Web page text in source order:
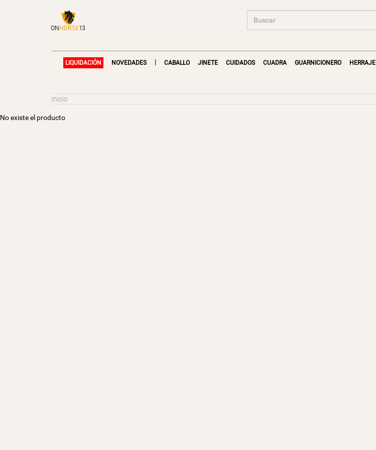
LIQUIDACIÓN NOVEDADES | CABALLO JINETE CUIDADOS CUADRA GUARNICIONERO HERRAJE
Inicio
No existe el producto